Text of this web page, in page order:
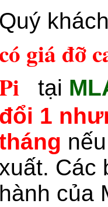
Quý
có giá đỡ
tại
đổi 1
xuất. Các
hành của